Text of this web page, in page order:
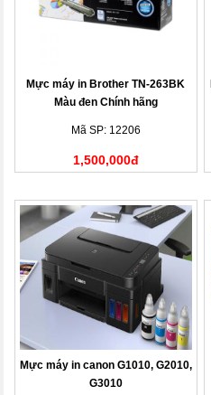
Mực máy in Brother TN-263BK
Màu đen Chính hãng
Mã SP: 12206
1,500,000đ
Mực máy in canon G1010, G2010,
G3010